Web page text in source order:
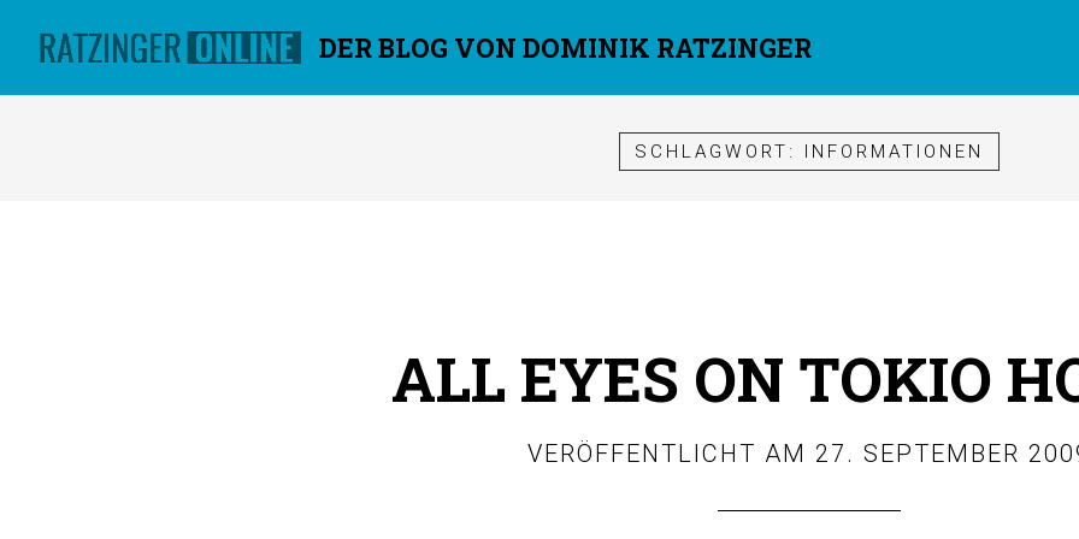
DER BLOG VON DOMINIK RATZINGER
SCHLAGWORT: INFORMATIONEN
ALL EYES ON TOKIO
VERÖFFENTLICHT AM 27. SEPTEMBER